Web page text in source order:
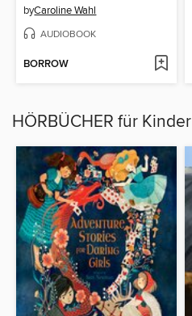
byCaroline Wahl
AUDIOBOOK
BORROW
HÖRBÜCHER für Kinder